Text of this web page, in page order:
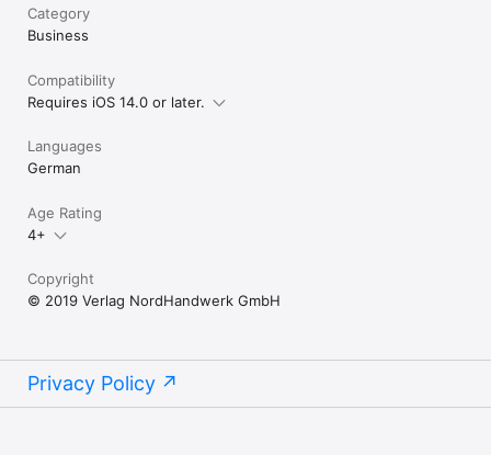
Category
Business
Compatibility
Requires iOS 14.0 or later.
Languages
German
Age Rating
4+
Copyright
© 2019 Verlag NordHandwerk GmbH
Privacy Policy